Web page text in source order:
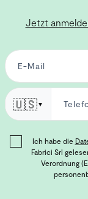
Jetzt
🇺🇸▼
Ich habe die
Fabrici Srl
Verordnung